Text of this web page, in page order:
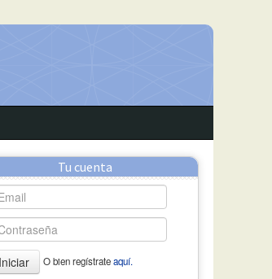
Tu cuenta
Iniciar O bien regístrateaquí.